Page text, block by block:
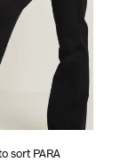
sort PARA